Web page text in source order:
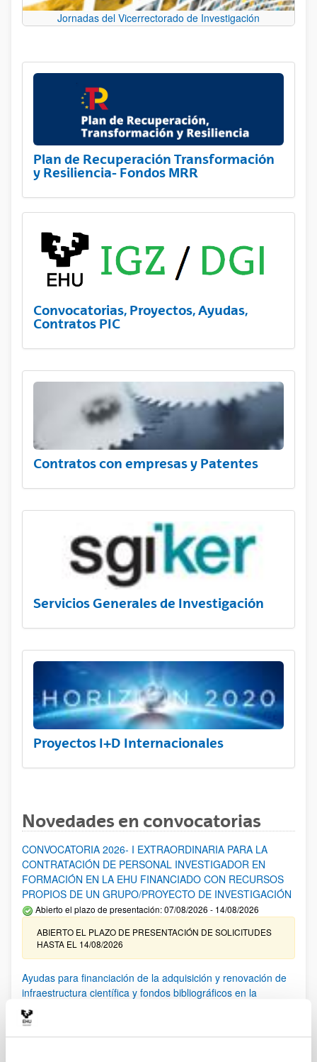
Jornadas del Vicerrectorado de Investigación
Plan de Recuperación Transformación
y Resiliencia- Fondos MRR
Convocatorias, Proyectos, Ayudas,
Contratos PIC
Contratos con empresas y Patentes
Servicios Generales de Investigación
Proyectos I+D Internacionales
Novedades en convocatorias
CONVOCATORIA 2026- I EXTRAORDINARIA PARA LA
CONTRATACIÓN DE PERSONAL INVESTIGADOR EN
FORMACIÓN EN LA EHU FINANCIADO CON RECURSOS
PROPIOS DE UN GRUPO/PROYECTO DE INVESTIGACIÓN
Abierto el plazo de presentación: 07/08/2026 - 14/08/2026
ABIERTO EL PLAZO DE PRESENTACIÓN DE SOLICITUDES
HASTA EL 14/08/2026
Ayudas para financiación de la adquisición y renovación de
infraestructura científica y fondos bibliográficos en la
UPV/EHU 2026